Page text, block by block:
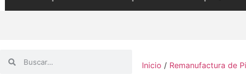
Inicio / Remanufactura de